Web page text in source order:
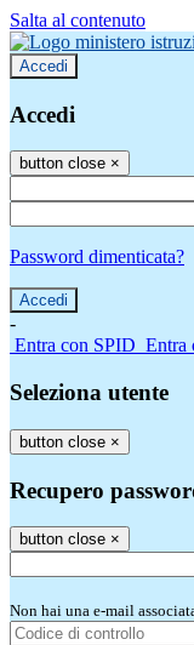
Salta al contenuto
Accedi
Accedi
button close ×
Password dimenticata?
-
Entra con SPID Entra
Seleziona utente
button close ×
Recupero
button close ×
Non hai una e-mail